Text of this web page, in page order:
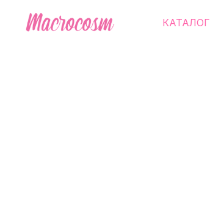
КАТАЛОГ